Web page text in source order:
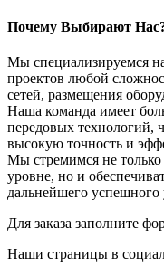
Почему Выбирают
Мы специализируемся
проектов любой
сетей, размещения
Наша команда имеет
передовых технологий,
высокую точность и
Мы стремимся не
уровне, но и
дальнейшего успешного
Для заказа заполните
Наши страницы в